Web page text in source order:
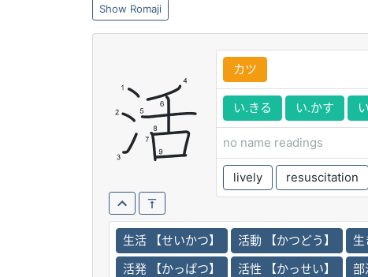
Romaji
活 カツ
い.きる い.かす
no name readings
lively resuscitation
生活 【せいかつ】 活動 【かつどう】 生
活発 【かっぱつ】
活性 【かっせい】 部